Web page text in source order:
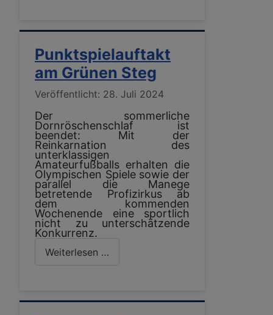
Punktspielauftakt
am Grünen Steg
Details
Veröffentlicht: 28. Juli 2024
Der sommerliche
Dornröschenschlaf ist
beendet: Mit der
Reinkarnation des
unterklassigen
Amateurfußballs erhalten die
Olympischen Spiele sowie der
parallel die Manege
betretende Profizirkus ab
dem kommenden
Wochenende eine sportlich
nicht zu unterschätzende
Konkurrenz.
Weiterlesen …